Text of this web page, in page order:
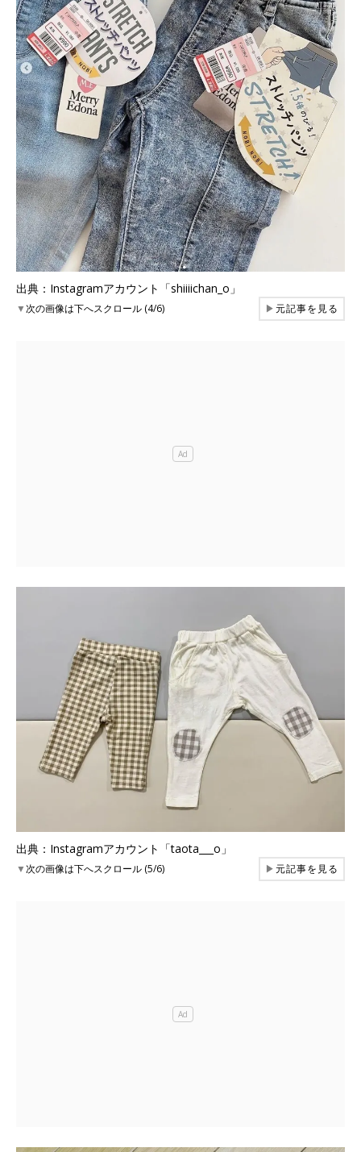
出典：Instagramアカウント「shiiiichan_o」
▼次の画像は下へスクロール (4/6) ▶元記事を見る
出典：Instagramアカウント「taota___o」
▼次の画像は下へスクロール (5/6) ▶元記事を見る